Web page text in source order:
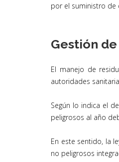
por el suministro de
Gestión
El manejo de
autoridades
Según lo indica el
peligrosos al año
En este sentido, la
no peligrosos